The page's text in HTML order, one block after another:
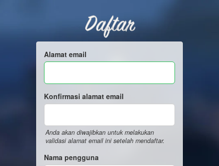
Daftar
Alamat email
Konfirmasi alamat email
Anda akan diwajibkan untuk melakukan
validasi alamat email ini setelah mendaftar.
Nama pengguna